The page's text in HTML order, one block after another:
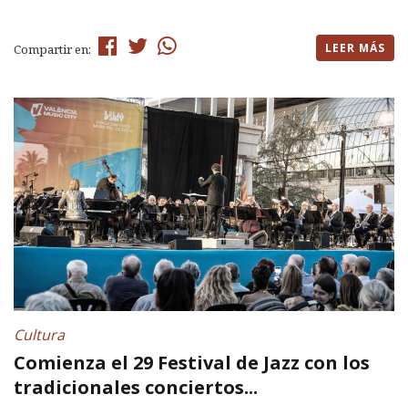
Compartir en: LEER MÁS
Cultura
Comienza el 29 Festival de Jazz con los
tradicionales conciertos...